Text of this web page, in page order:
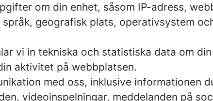
om din enhet, såsom IP-adress,
geografisk plats, operativsystem
vi in tekniska och statistiska data om
aktivitet på webbplatsen.
med oss, inklusive informationen
videoinspelningar, meddelanden på